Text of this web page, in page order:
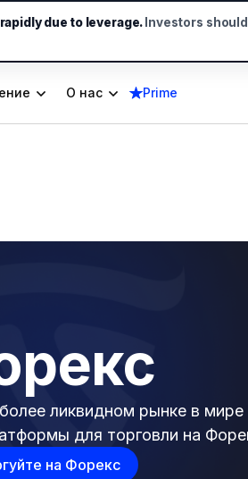
О нас Prime
ликвидном рынке в
для торговли на
на Форекс
due to leverage. Investors